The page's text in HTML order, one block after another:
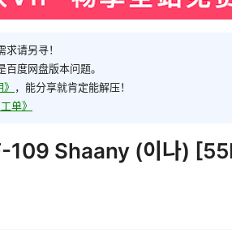
请另寻！
度网盘版本问题。
，能分享就肯定能解压！
单》
109 Shaany (이나)